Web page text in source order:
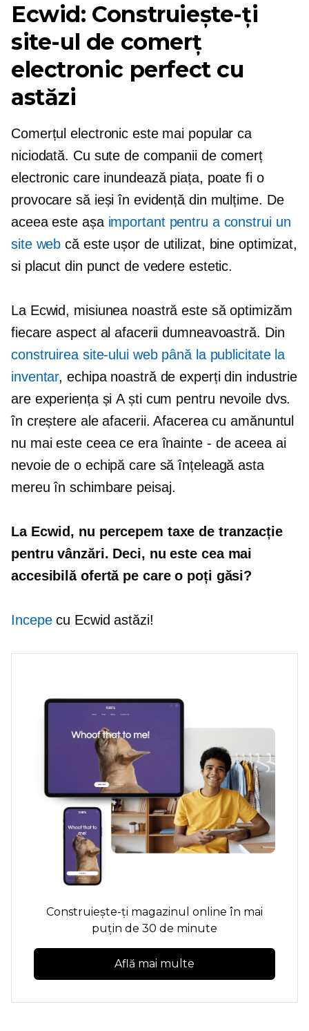
Ecwid: Construiește-ți
site-ul de comerț
electronic perfect cu
astăzi
Comerțul electronic este mai popular ca
niciodată. Cu sute de companii de comerț
electronic care inundează piața, poate fi o
provocare să ieși în evidență din mulțime. De
aceea este așa important pentru a construi un
site web că este ușor de utilizat, bine optimizat,
si placut din punct de vedere estetic.
La Ecwid, misiunea noastră este să optimizăm
fiecare aspect al afacerii dumneavoastră. Din
construirea site-ului web până la publicitate la
inventar, echipa noastră de experți din industrie
are experiența șiA ști cum pentru nevoile dvs.
în creștere ale afacerii. Afacerea cu amănuntul
nu mai este ceea ce era înainte - de aceea ai
nevoie de o echipă care să înțeleagă asta
mereu în schimbare peisaj.
La Ecwid, nu percepem taxe de tranzacție
pentru vânzări. Deci, nu este cea mai
accesibilă ofertă pe care o poți găsi?
Incepecu Ecwid astăzi!
Construiește-ți magazinul online în mai
puțin de 30 de minute
Află mai multe